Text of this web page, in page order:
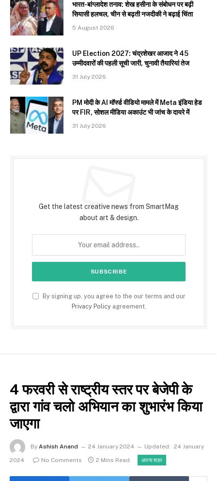
भारत-बांग्लादेश तनाव: शेख हसीना के संबोधन पर बढ़ी
सियासी हलचल, चीन से बढ़ती नजदीकी ने बढ़ाई चिंता
5 August 2026
UP Election 2027: चंद्रशेखर आजाद ने 45
उम्मीदवारों की पहली सूची जारी, चुनावी तैयारियां तेज
31 July 2026
PM मोदी के AI मॉर्फ्ड वीडियो मामले में Meta इंडिया हेड
पर FIR, सोशल मीडिया अकाउंट भी जांच के दायरे में
31 July 2026
Get the latest creative news from SmartMag
about art & design.
By signing up, you agree to the our terms and our
Privacy Policyagreement.
4 फरवरी से राष्ट्रीय स्तर पर बेजेपी के
द्वारा गांव चलो अभियान का शुभारंभ किया
जाएगा
By Ashish Anand 24 January 2024 Updated: 24 January
2024
No Comments 2 Mins Read अपना शहर